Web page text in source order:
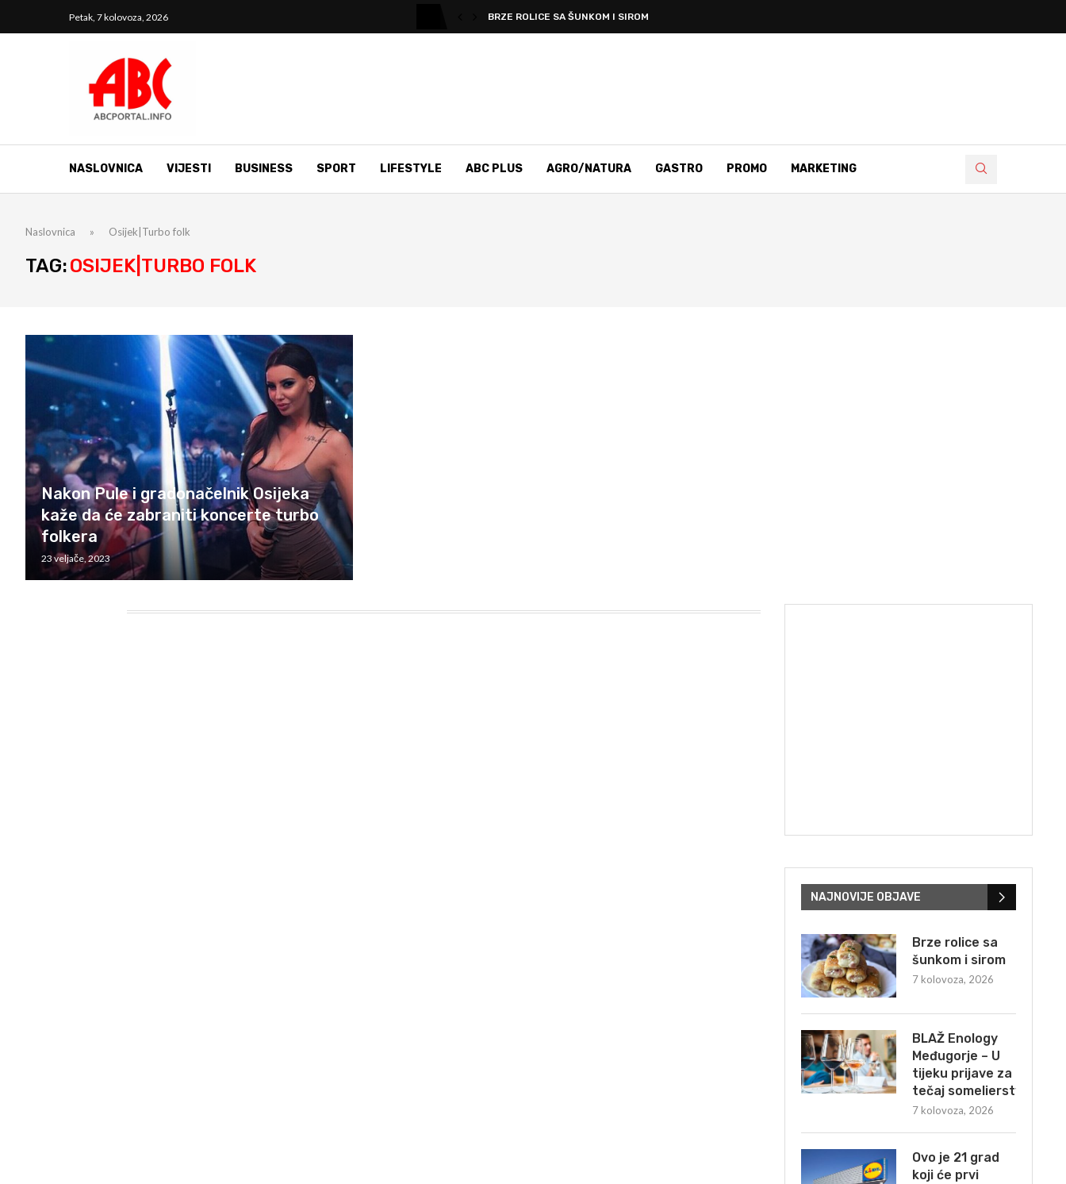
Petak, 7 kolovoza, 2026 BRZE ROLICE SA ŠUNKOM I SIROM
NASLOVNICA VIJESTI BUSINESS SPORT LIFESTYLE ABC PLUS AGRO/NATURA GASTRO PROMO MARKETING
Naslovnica » Osijek|Turbo folk
TAG:OSIJEK|TURBO FOLK
Nakon Pule i gradonačelnik Osijeka
kaže da će zabraniti koncerte turbo
folkera
23 veljače, 2023
NAJNOVIJE OBJAVE
Brze rolice sa
šunkom i sirom
7 kolovoza, 2026
BLAŽ Enology
Međugorje – U
tijeku prijave za
tečaj somelierstva
7 kolovoza, 2026
Ovo je 21 grad
koji će prvi